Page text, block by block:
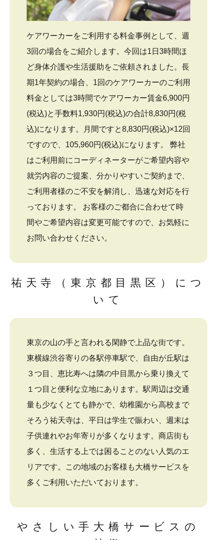
ケアワーカーをご利用する料金事例として、週
3回の場合をご紹介します。今回は1日3時間ほ
ど身体介護や生活援助をご依頼されました。長
期1年契約の場合、1回のケアワーカーのご利用
料金としては3時間でケアワーカー賃金6,900円
(税込)と手数料1,930円(税込)の合計8,830円(税
込)になります。月間ですと8,830円(税込)×12回
ですので、105,960円(税込)になります。 弊社
はご利用前にコーディネーターがご希望内容や
就労内容のご提案、分かりやすいご契約まで、
ご利用者様のご不安を解消し、迅速な対応を行
っております。 お客様のご都合に合わせて時
間やご希望内容は変更可能ですので、お気軽に
お問い合わせください。
祐天寺（東京都目黒区）につ
いて
東京の山の手と言われる閑静で上品な街です。
東横線渋谷寄りの各駅停車駅で、自由が丘駅は
３つ目、恵比寿へは隣の中目黒から乗り換えて
１つ目と便利な立地にあります。駅周辺は交通
量も少なくとても静かで、幼稚園から高校まで
そろう祐天寺は、平日は学生で賑わい、週末は
子供連れやお年寄りが多くなります。商店街も
多く、生活する上では困ることのない人気のエ
リアです。この地域のお客様も大橋サービスを
多くご利用いただいております。
やさしい手大橋サービスの